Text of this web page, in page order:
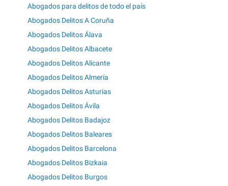
Abogados para delitos de todo el país
Abogados Delitos A Coruña
Abogados Delitos Álava
Abogados Delitos Albacete
Abogados Delitos Alicante
Abogados Delitos Almería
Abogados Delitos Asturias
Abogados Delitos Ávila
Abogados Delitos Badajoz
Abogados Delitos Baleares
Abogados Delitos Barcelona
Abogados Delitos Bizkaia
Abogados Delitos Burgos